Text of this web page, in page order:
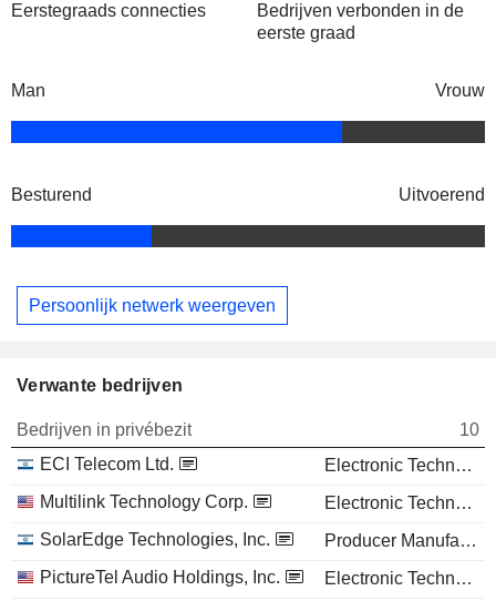
Eerstegraads connecties
Bedrijven verbonden in de
eerste graad
Man Vrouw
Besturend Uitvoerend
Persoonlijk netwerk weergeven
Verwante bedrijven
Bedrijven in privébezit
10
ECI Telecom Ltd.
Electronic Technology
Multilink Technology Corp.
Electronic Technology
SolarEdge Technologies, Inc.
Producer Manufacturing
PictureTel Audio Holdings, Inc.
Electronic Technology